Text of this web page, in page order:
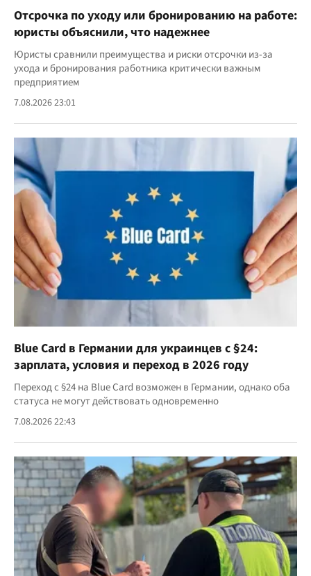
Отсрочка по уходу или бронированию на работе:
юристы объяснили, что надежнее
Юристы сравнили преимущества и риски отсрочки из-за
ухода и бронирования работника критически важным
предприятием
7.08.2026 23:01
Blue Card в Германии для украинцев с §24:
зарплата, условия и переход в 2026 году
Переход с §24 на Blue Card возможен в Германии, однако оба
статуса не могут действовать одновременно
7.08.2026 22:43